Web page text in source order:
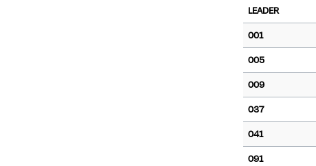
LEADER
001
005
009
037
041
091